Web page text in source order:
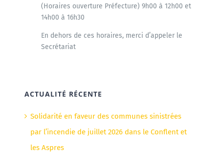
(Horaires ouverture Préfecture) 9h00 à 12h00 et
14h00 à 16h30
En dehors de ces horaires, merci d’appeler le
Secrétariat
ACTUALITÉ RÉCENTE
Solidarité en faveur des communes sinistrées
par l’incendie de juillet 2026 dans le Conflent et
les Aspres